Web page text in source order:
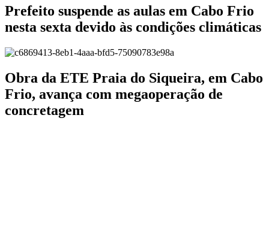
Prefeito suspende as aulas em Cabo Frio
nesta sexta devido às condições climáticas
Obra da ETE Praia do Siqueira, em Cabo
Frio, avança com megaoperação de
concretagem